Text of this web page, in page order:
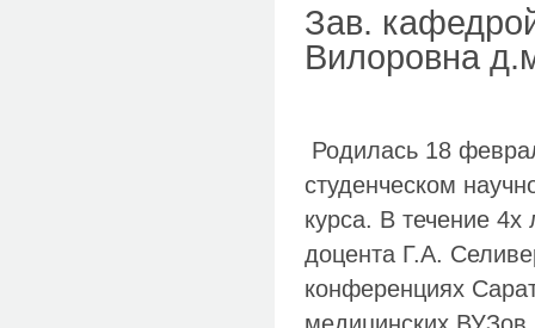
Зав.
Вилоровна
Родилась 18
студенческом
курса. В течение
доцента Г.А.
конференциях